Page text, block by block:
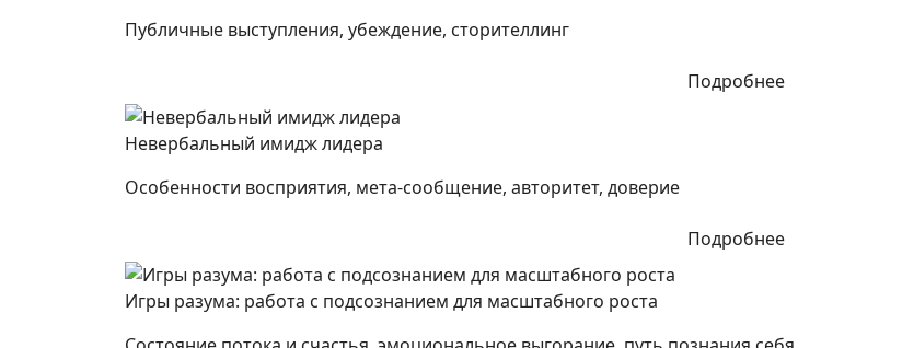
Публичные выступления, убеждение, сторителлинг
Подробнее
Невербальный имидж лидера
Особенности восприятия, мета-сообщение, авторитет, доверие
Подробнее
Игры разума: работа с подсознанием для масштабного роста